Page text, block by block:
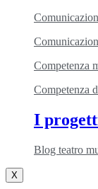
Competenza
Competenza
I
Blog teatro
X